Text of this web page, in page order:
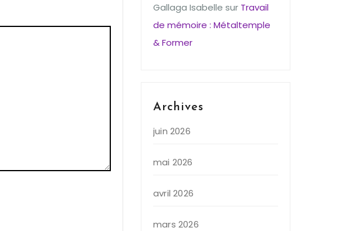
Gallaga Isabelle sur Travail
de mémoire : Métaltemple
& Former
Archives
juin 2026
mai 2026
avril 2026
mars 2026